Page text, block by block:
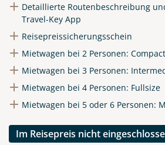
Detaillierte Routenbeschreibung
Travel-Key App
Reisepreissicherungsschein
Mietwagen bei 2 Personen: Compact
Mietwagen bei 3 Personen:
Mietwagen bei 4 Personen: Fullsize
Mietwagen bei 5 oder 6 Personen:
Im Reisepreis nicht